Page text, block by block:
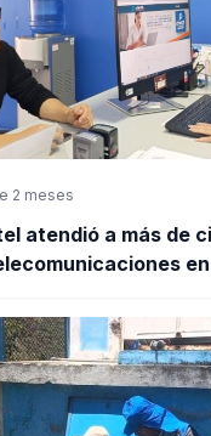
2 meses
atendió a más de